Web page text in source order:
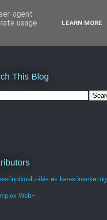
This Blog
és keresőmarketing
Web+
agent
usage
LEARN MORE